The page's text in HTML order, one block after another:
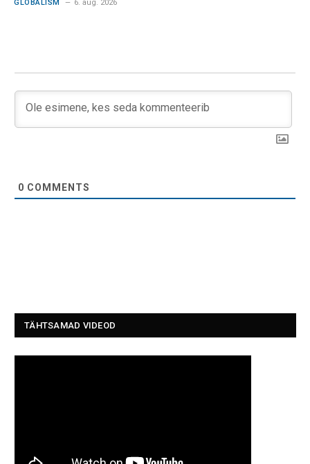
GLOBALISM 6. aug. 2026
0 COMMENTS
TÄHTSAMAD VIDEOD